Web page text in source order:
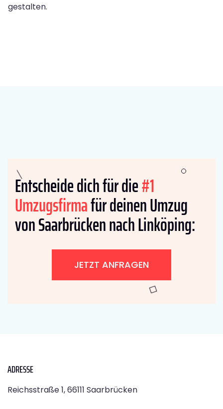
gestalten.
Entscheide dich für die#1
Umzugsfirmafür deinen Umzug
von Saarbrücken nach Linköping:
JETZT ANFRAGEN
ADRESSE
Reichsstraße 1, 66111 Saarbrücken